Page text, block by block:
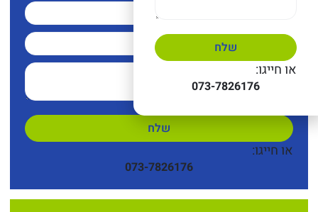
שלח
או חייגו:
073-7826176
שלח
או חייגו:
073-7826176